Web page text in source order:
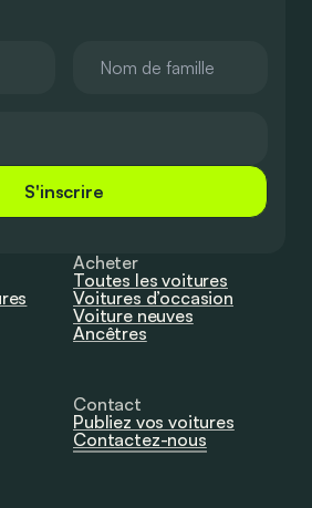
S'inscrire
Acheter
Toutes les voitures
Voitures d’occasion
Voiture neuves
Ancêtres
Contact
Publiez vos voitures
Contactez-nous